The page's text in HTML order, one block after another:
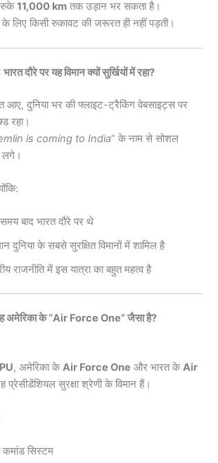
रुके11,000 km तक उड़ान भर सकता है।
किसी रुकावट की जरूरत ही नहीं पड़ती।
भारत दौरे पर यह विमान क्यों सुर्खियों में रहा?
आए, दुनिया भर की फ्लाइट-ट्रैकिंग वेबसाइट्स पर
रहा।
is coming to India” के नाम से सोशल
लगे।
बाद भारत दौरे पर थे
दुनिया के सबसे सुरक्षित विमानों में शामिल है
राजनीति में इस यात्रा का बहुत महत्व है
अमेरिका के “Air Force One” जैसा है?
, अमेरिका केAir Force One और भारत केAir
प्रेसीडेंशियल सुरक्षा श्रेणी के विमान हैं।
सिस्टम